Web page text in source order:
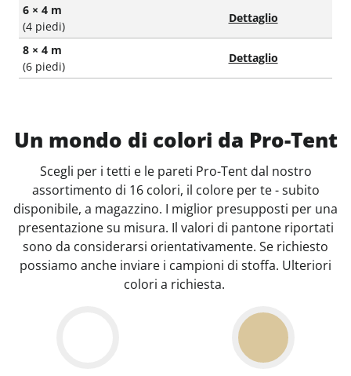
6 × 4 m
(4 piedi)
Dettaglio
8 × 4 m
(6 piedi)
Dettaglio
Un mondo di colori da Pro-Tent
Scegli per i tetti e le pareti Pro-Tent dal nostro
assortimento di 16 colori, il colore per te - subito
disponibile, a magazzino. I miglior presupposti per una
presentazione su misura. Il valori di pantone riportati
sono da considerarsi orientativamente. Se richiesto
possiamo anche inviare i campioni di stoffa. Ulteriori
colori a richiesta.